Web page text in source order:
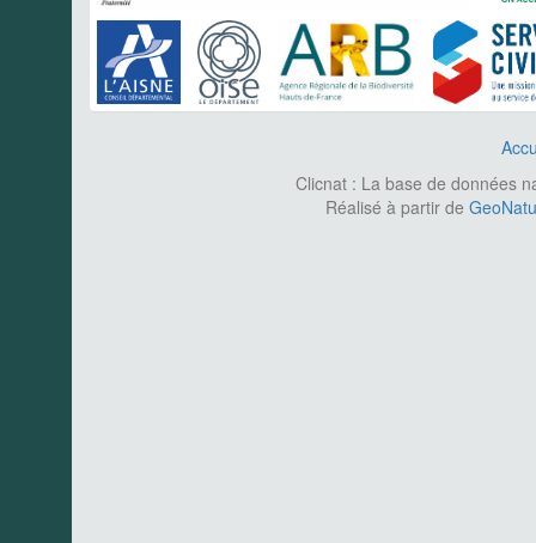
Clicnat : La base de données
Réalisé à partir de